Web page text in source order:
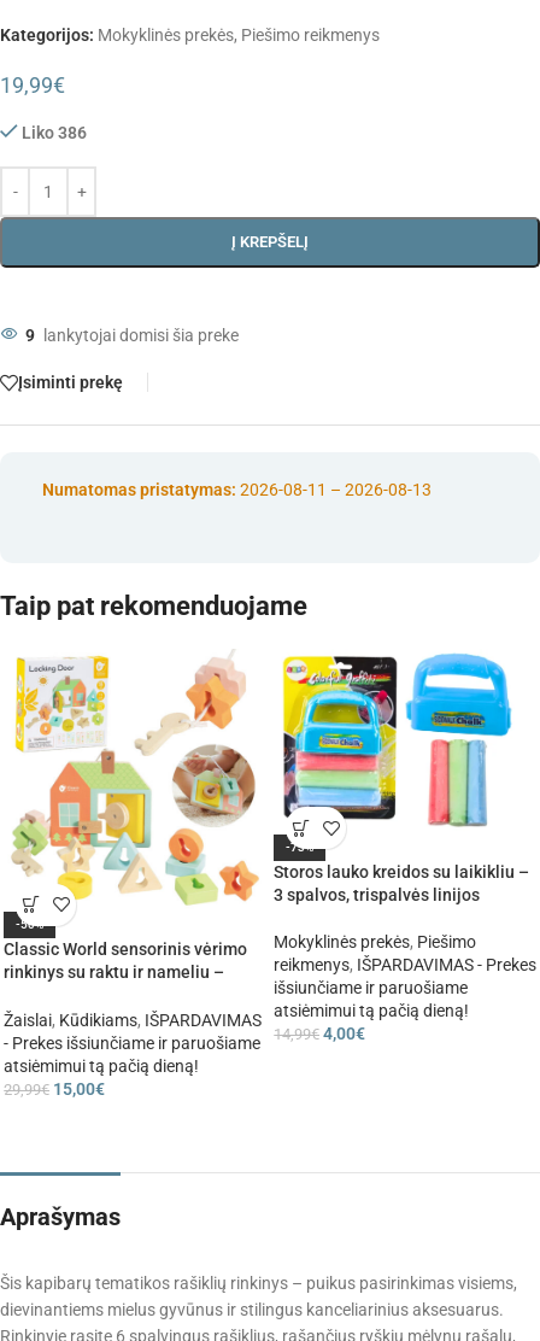
Kategorijos: Mokyklinės prekės, Piešimo reikmenys
19,99€
Liko 386
Į KREPŠELĮ
9 lankytojai domisi šia preke
Įsiminti prekę
Numatomas pristatymas: 2026-08-11 – 2026-08-13
Taip pat rekomenduojame
-50%
Classic World sensorinis vėrimo
rinkinys su raktu ir nameliu –
atsakomybei
Žaislai, Kūdikiams, IŠPARDAVIMAS
- Prekes išsiunčiame ir paruošiame
atsiėmimui tą pačią dieną!
29,99€ 15,00€
-73%
Storos lauko kreidos su laikikliu –
3 spalvos, trispalvės linijos
Mokyklinės prekės, Piešimo
reikmenys, IŠPARDAVIMAS - Prekes
išsiunčiame ir paruošiame
atsiėmimui tą pačią dieną!
14,99€ 4,00€
Aprašymas
Šis kapibarų tematikos rašiklių rinkinys – puikus pasirinkimas visiems,
dievinantiems mielus gyvūnus ir stilingus kanceliarinius aksesuarus.
Rinkinyje rasite 6 spalvingus rašiklius, rašančius ryškiu mėlynu rašalu,